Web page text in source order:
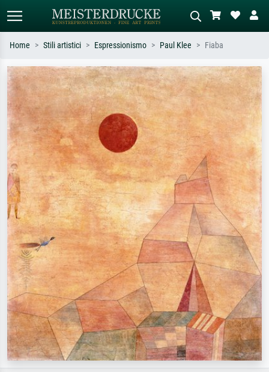
Ricerca standard Ricerca immagini AI
Cerca per artista, titolo o stile – es.
Monet, Notte stellata,
Impressionismo, onda di Hokusai,
nudo.
Descrivi la scena – es. prato verde,
astratto con molto rosso, dipinto a
olio scuro, nudo in piedi vicino a un
albero.
Home Stili artistici Espressionismo Paul Klee Fiaba